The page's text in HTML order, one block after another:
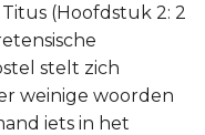
(Hoofdstuk 2: 2
stelt zich
weinige woorden
iets in het